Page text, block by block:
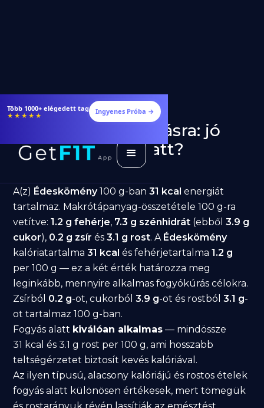
Étrendek, receptek és edzéstervek
★★★★★ Ingyenes Próba →
Édeskömény fogyásra: jó
választás diéta alatt?
A(z) Édeskömény100 g-ban31 kcal energiát
tartalmaz. Makrótápanyag-összetétele 100 g-ra
vetítve:1.2 g fehérje, 7.3 g szénhidrát (ebből3.9 g
cukor), 0.2 g zsír és3.1 g rost. A Édeskömény
kalóriatartalma31 kcal és fehérjetartalma1.2 g
per 100 g — ez a két érték határozza meg
leginkább, mennyire alkalmas fogyókúrás célokra.
Zsírból 0.2 g-ot, cukorból3.9 g-ot és rostból3.1 g-
ot tartalmaz 100 g-ban.
Fogyás alatt kiválóan alkalmas — mindössze
31 kcal és 3.1 g rost per 100 g, ami hosszabb
teltségérzetet biztosít kevés kalóriával.
Az ilyen típusú, alacsony kalóriájú és rostos ételek
fogyás alatt különösen értékesek, mert tömegük